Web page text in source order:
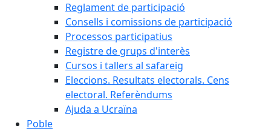
Reglament de participació
Consells i comissions de participació
Processos participatius
Registre de grups d'interès
Cursos i tallers al safareig
Eleccions. Resultats electorals. Cens
electoral. Referèndums
Ajuda a Ucraïna
Poble